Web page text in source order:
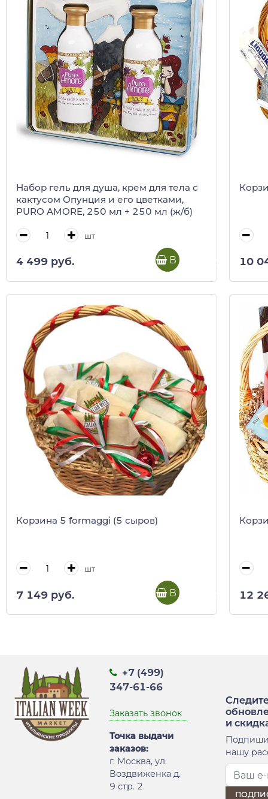
Набор гель для душа, крем для тела с
кактусом Опунция и его цветками,
PURO AMORE, 250 мл + 250 мл (ж/б)
шт
4 499 руб. В корзину 10
Корзина 5 formaggi (5 сыров)
шт
7 149 руб. В корзину 12
+7 (499)
347-61-66
Заказать звонок
Точка выдачи
заказов:
г. Москва, ул.
Воздвиженка д.
9 стр. 2
и
нашу